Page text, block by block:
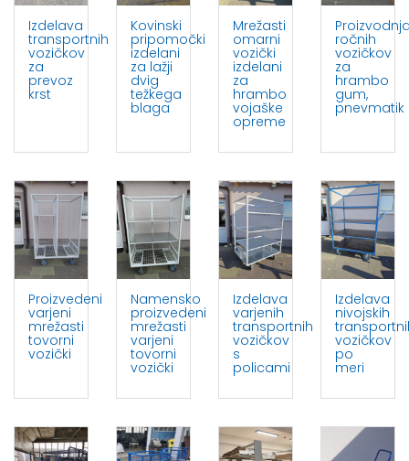
Izdelava
transportnih
vozičkov
za
prevoz
krst
Kovinski
pripomočki
izdelani
za lažji
dvig
težkega
blaga
Mrežasti
omarni
vozički
izdelani
za
hrambo
vojaške
opreme
ročnih
vozičkov
za
hrambo
gum,
pnevmatik
Proizvedeni
varjeni
mrežasti
tovorni
vozički
Namensko
proizvedeni
mrežasti
varjeni
tovorni
vozički
Izdelava
varjenih
transportnih
vozičkov
s
policami
Izdelava
nivojskih
vozičkov
po
meri